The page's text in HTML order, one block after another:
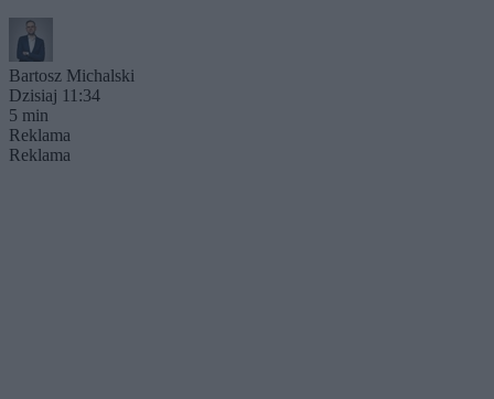
Bartosz Michalski
Dzisiaj 11:34
5 min
Reklama
Reklama